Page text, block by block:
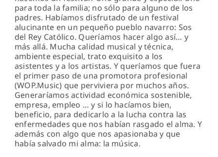
para toda la familia; no sólo para alguno de los
padres. Habíamos disfrutado de un festival
alucinante en un pequeño pueblo navarro: Sos
del Rey Católico. Queríamos hacer algo así… y
más allá. Mucha calidad musical y técnica,
ambiente especial, trato exquisito a los
asistentes y a los artistas. Y queríamos que fuera
el primer paso de una promotora profesional
(WOP.Music) que perviviera por muchos años.
Generaríamos actividad económica sostenible,
empresa, empleo … y si lo hacíamos bien,
beneficio, para dedicarlo a la lucha contra las
enfermedades que nos habían rasgado el alma. Y
además con algo que nos apasionaba y que
había salvado mi alma: la música.